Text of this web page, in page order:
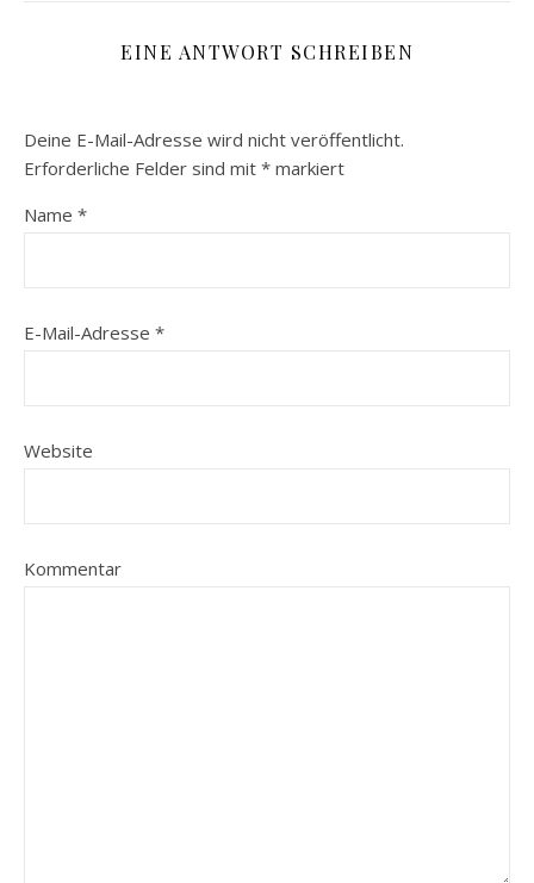
EINE ANTWORT SCHREIBEN
Deine E-Mail-Adresse wird nicht veröffentlicht.
Erforderliche Felder sind mit * markiert
Name *
E-Mail-Adresse *
Website
Kommentar